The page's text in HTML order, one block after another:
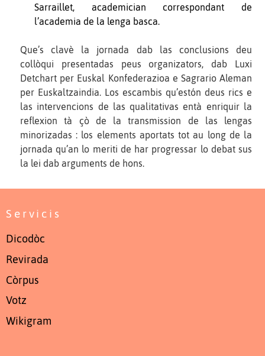
Sarraillet, academician correspondant de
l’academia de la lenga basca.
Que’s clavè la jornada dab las conclusions deu
collòqui presentadas peus organizators, dab Luxi
Detchart per Euskal Konfederazioa e Sagrario Aleman
per Euskaltzaindia. Los escambis qu’estón deus rics e
las intervencions de las qualitativas entà enriquir la
reflexion tà çò de la transmission de las lengas
minorizadas : los elements aportats tot au long de la
jornada qu’an lo meriti de har progressar lo debat sus
la lei dab arguments de hons.
Servicis
Dicodòc
Revirada
Còrpus
Votz
Wikigram